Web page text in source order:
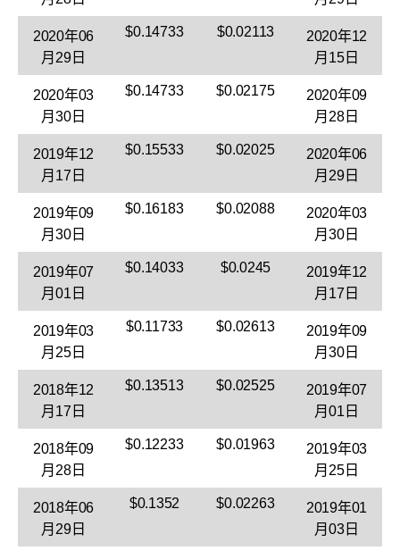
2020年06
月29日
$0.14733 $0.02113
2020年12
月15日
2020年03
月30日
$0.14733 $0.02175
2020年09
月28日
2019年12
月17日
$0.15533 $0.02025
2020年06
月29日
2019年09
月30日
$0.16183 $0.02088
2020年03
月30日
2019年07
月01日
$0.14033 $0.0245
2019年12
月17日
2019年03
月25日
$0.11733 $0.02613
2019年09
月30日
2018年12
月17日
$0.13513 $0.02525
2019年07
月01日
2018年09
月28日
$0.12233 $0.01963
2019年03
月25日
2018年06
月29日
$0.1352 $0.02263
2019年01
月03日